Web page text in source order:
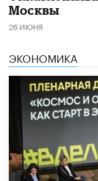
Москвы
26 ИЮНЯ
ЭКОНОМИКА